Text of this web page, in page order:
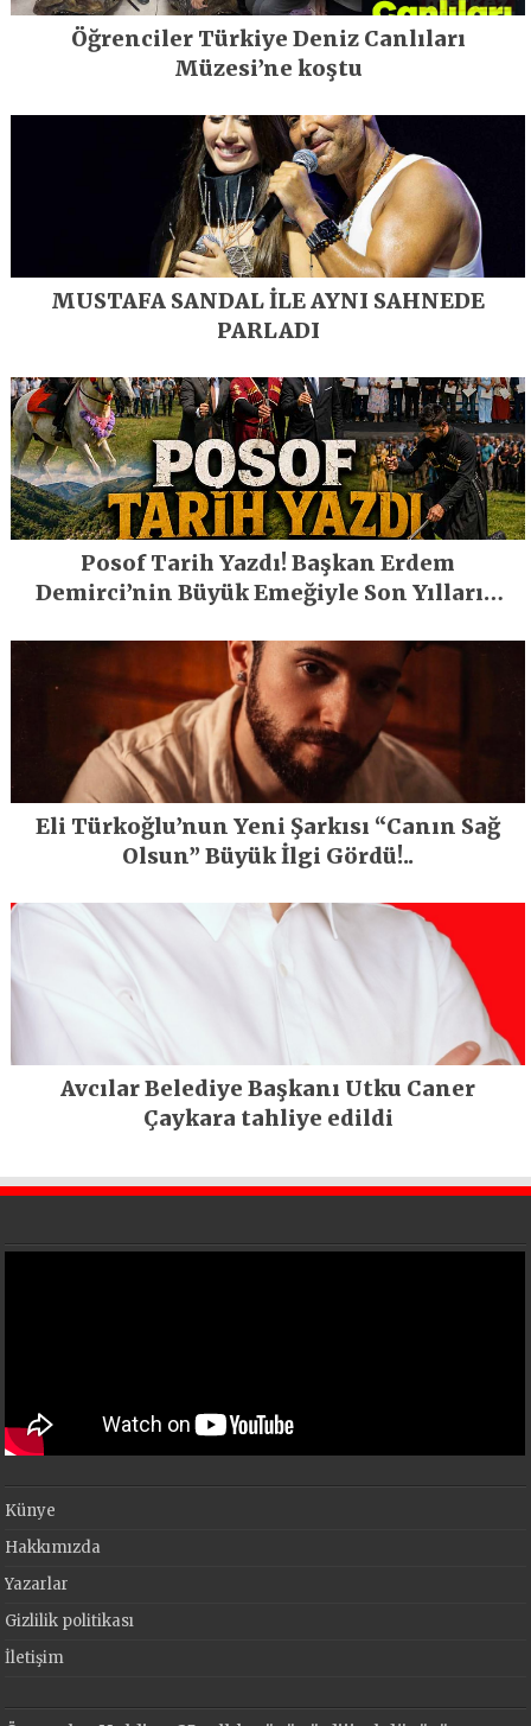
Öğrenciler Türkiye Deniz Canlıları
Müzesi’ne koştu
MUSTAFA SANDAL İLE AYNI SAHNEDE
PARLADI
Posof Tarih Yazdı! Başkan Erdem
Demirci’nin Büyük Emeğiyle Son Yılların
Eli Türkoğlu’nun Yeni Şarkısı “Canın Sağ
Olsun” Büyük İlgi Gördü!..
Avcılar Belediye Başkanı Utku Caner
Çaykara tahliye edildi
Künye
Hakkımızda
Yazarlar
Gizlilik politikası
İletişim